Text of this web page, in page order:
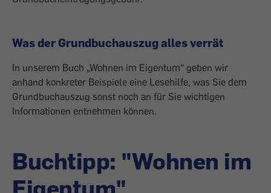
Was der Grundbuchauszug alles verrät
In unserem Buch „Wohnen im Eigentum“ geben wir
anhand konkreter Beispiele eine Lesehilfe, was Sie dem
Grundbuchauszug sonst noch an für Sie wichtigen
Informationen entnehmen können.
Buchtipp: "Wohnen im